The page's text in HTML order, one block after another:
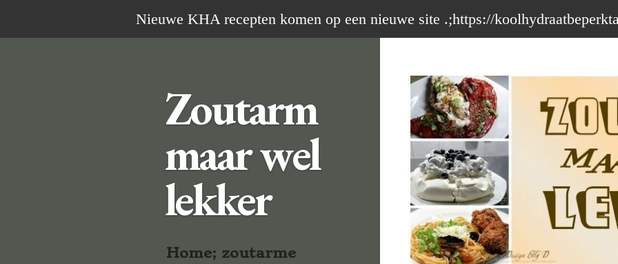
direct
Nieuwe KHA recepten komen op een nieuwe site .;https://
Zoutarm
maar wel
lekker
Home; zoutarme